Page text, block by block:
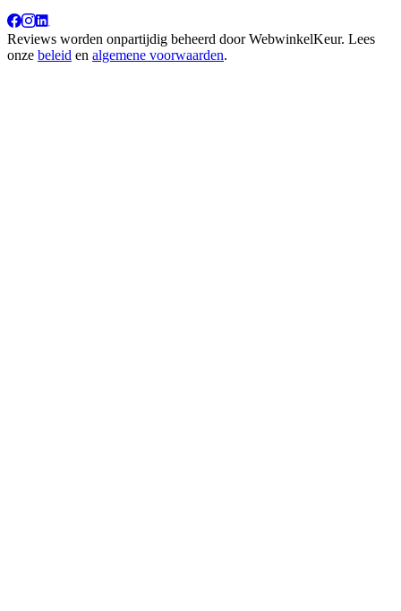
Reviews worden onpartijdig beheerd doorWebwinkelKeur. Lees
onze beleid en algemene voorwaarden.